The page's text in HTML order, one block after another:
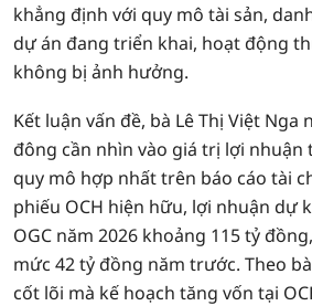
khẳng định với quy mô tài sản,
dự án đang triển khai, hoạt động
không bị ảnh hưởng.
Kết luận vấn đề, bà Lê Thị Việt Nga
đông cần nhìn vào giá trị lợi nhuận
quy mô hợp nhất trên báo cáo tài
phiếu OCH hiện hữu, lợi nhuận dự
OGC năm 2026 khoảng 115 tỷ
mức 42 tỷ đồng năm trước. Theo
cốt lõi mà kế hoạch tăng vốn tại